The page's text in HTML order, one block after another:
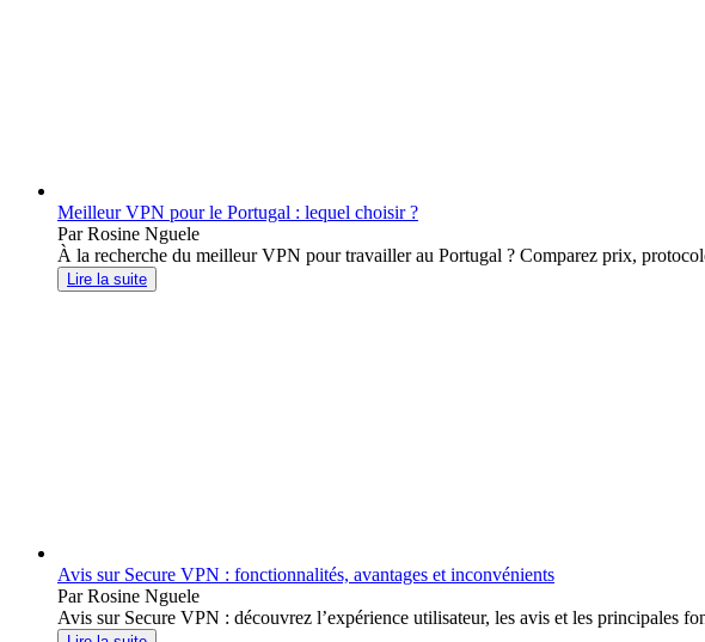
Meilleur VPN pour le Portugal : lequel choisir ?
Par Rosine Nguele
À la recherche du meilleur VPN pour travailler au Portugal ? Comparez prix,
Lire la suite
Avis sur Secure VPN : fonctionnalités, avantages et inconvénients
Par Rosine Nguele
Avis sur Secure VPN : découvrez l’expérience utilisateur, les avis et les principales